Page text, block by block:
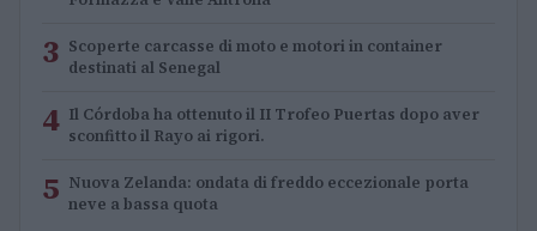
3 Scoperte carcasse di moto e motori in container
destinati al Senegal
4 Il Córdoba ha ottenuto il II Trofeo Puertas dopo aver
sconfitto il Rayo ai rigori.
5 Nuova Zelanda: ondata di freddo eccezionale porta
neve a bassa quota